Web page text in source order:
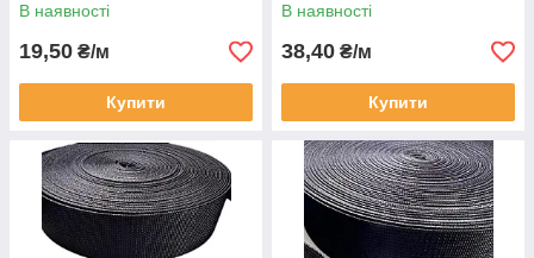
В наявності
19,50 ₴/м
Купити
В наявності
38,40 ₴/м
Купити